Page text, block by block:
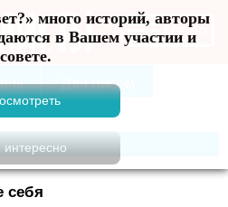
много историй, авторы
в Вашем участии и
совете.
Меню
себя